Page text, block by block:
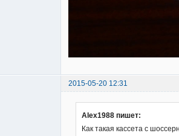
2015-05-20 12:31
Alex1988 пишет:
Как такая кассета с